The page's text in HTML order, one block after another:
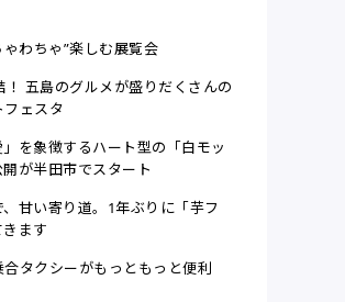
わちゃ”楽しむ展覧会
！ 五島のグルメが盛りだくさんの
ェスタ
を象徴するハート型の「白モッ
が半田市でスタート
甘い寄り道。1年ぶりに「芋フ
ます
タクシーがもっともっと便利